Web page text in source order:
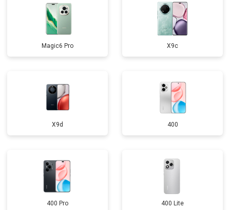
Magic6 Pro X9c
X9d 400
400 Pro 400 Lite